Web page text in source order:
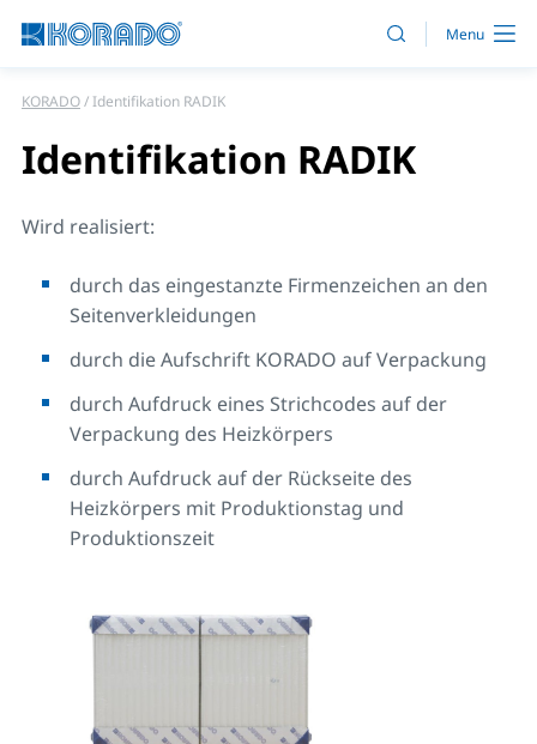
KORADO Identifikation RADIK
Identifikation RADIK
Wird realisiert:
durch das eingestanzte Firmenzeichen an den
Seitenverkleidungen
durch die Aufschrift KORADO auf Verpackung
durch Aufdruck eines Strichcodes auf der
Verpackung des Heizkörpers
durch Aufdruck auf der Rückseite des
Heizkörpers mit Produktionstag und
Produktionszeit